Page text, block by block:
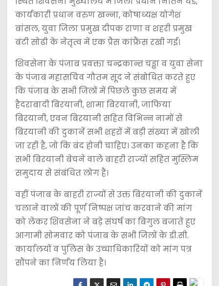
कार्यकारी प्रधान वरुण खन्ना, कोषाध्यक्ष योगेश
बांसल, युवा जिला प्रमुख दीपक राणा व शहरी प्रमुख
बंटी सोढी के नेतृत्व में एक प्रैस कांफ्रैंस रखी गई।
शिवसेना के पंजाब प्रवक्ता चन्द्रकान्त चड्ढा व युवा सेना
के पंजाब महासचिव गौतम सूद ने संबोधित करते हुए
कि पंजाब के सभी जिलों में पिछले कुछ समय में
हैदराबादी बिरयानी, शामा बिरयानी, जाफिया
बिरयानी, एवन बिरयानी सहित विभिन्न नामों से
बिरयानी की दुकानें सभी शहरों में बड़ी संख्या में खोली
जा रही है, जो कि बंद होनी चाहिए। उनका कहना है कि
सभी बिरयानी बेचने वाले बाहरी राज्यों सहित मुस्लिम
समुदाय से संबंधित लोग हैं।
वहीं पंजाब के बाहरी राज्यों से उक्त बिरयानी की दुकानें
चलाने वालों की पूर्ण निष्पक्ष जांच करवाने की मांग
को लेकर शिवसेना ने बड़े संघर्ष का बिगुल बजाते हुए
आगामी सोमवार को पंजाब के सभी जिलों के डी.सी.
कार्यालयों व पुलिस के उच्चाधिकारियों को मांग पत्र
सौंपने का निर्णय लिया है।